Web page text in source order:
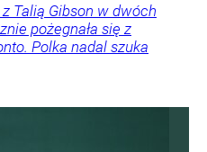
Talią Gibson w dwóch
pożegnała się z
Polka nadal szuka